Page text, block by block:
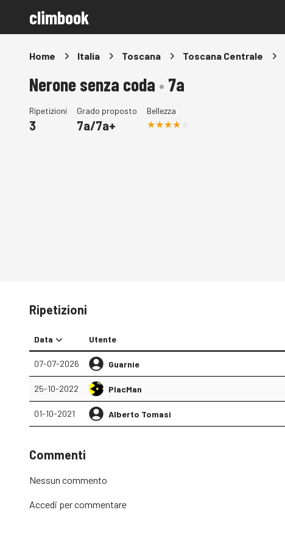
climbook
Home Italia Toscana Toscana Centrale
Nerone senza coda • 7a
Ripetizioni
3
Grado proposto
7a/7a+
Bellezza
Ripetizioni
Data Utente
07-07-2026 Guarnie
25-10-2022 PlacMan
01-10-2021 Alberto Tomasi
Commenti
Nessun commento
Accedi per commentare